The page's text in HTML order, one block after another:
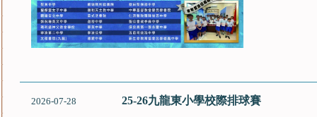
2026-07-28 25-26九龍東小學校際排球賽